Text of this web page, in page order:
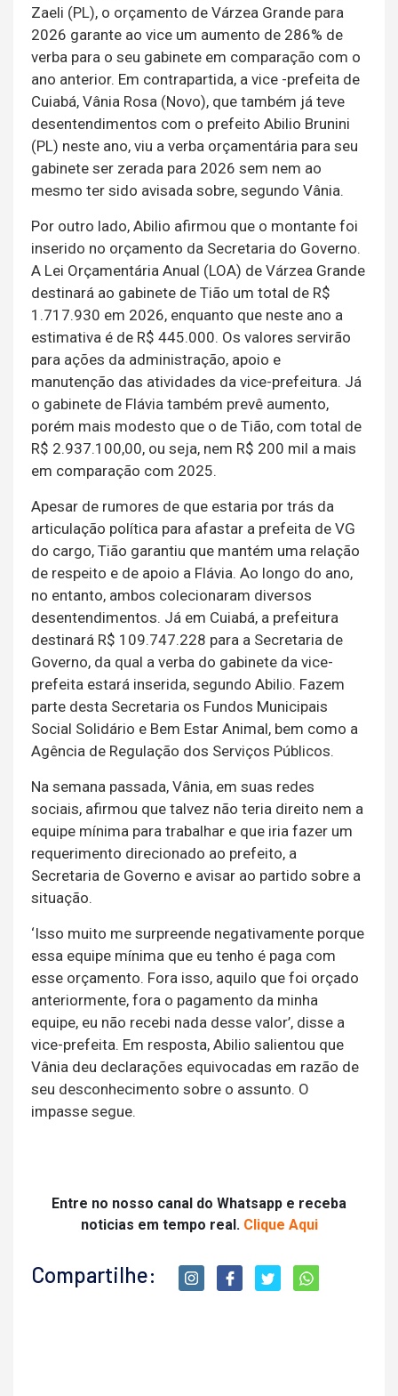
Zaeli (PL), o orçamento de Várzea Grande para
2026 garante ao vice um aumento de 286% de
verba para o seu gabinete em comparação com o
ano anterior. Em contrapartida, a vice -prefeita de
Cuiabá, Vânia Rosa (Novo), que também já teve
desentendimentos com o prefeito Abilio Brunini
(PL) neste ano, viu a verba orçamentária para seu
gabinete ser zerada para 2026 sem nem ao
mesmo ter sido avisada sobre, segundo Vânia.
Por outro lado, Abilio afirmou que o montante foi
inserido no orçamento da Secretaria do Governo.
A Lei Orçamentária Anual (LOA) de Várzea Grande
destinará ao gabinete de Tião um total de R$
1.717.930 em 2026, enquanto que neste ano a
estimativa é de R$ 445.000. Os valores servirão
para ações da administração, apoio e
manutenção das atividades da vice-prefeitura. Já
o gabinete de Flávia também prevê aumento,
porém mais modesto que o de Tião, com total de
R$ 2.937.100,00, ou seja, nem R$ 200 mil a mais
em comparação com 2025.
Apesar de rumores de que estaria por trás da
articulação política para afastar a prefeita de VG
do cargo, Tião garantiu que mantém uma relação
de respeito e de apoio a Flávia. Ao longo do ano,
no entanto, ambos colecionaram diversos
desentendimentos. Já em Cuiabá, a prefeitura
destinará R$ 109.747.228 para a Secretaria de
Governo, da qual a verba do gabinete da vice-
prefeita estará inserida, segundo Abilio. Fazem
parte desta Secretaria os Fundos Municipais
Social Solidário e Bem Estar Animal, bem como a
Agência de Regulação dos Serviços Públicos.
Na semana passada, Vânia, em suas redes
sociais, afirmou que talvez não teria direito nem a
equipe mínima para trabalhar e que iria fazer um
requerimento direcionado ao prefeito, a
Secretaria de Governo e avisar ao partido sobre a
situação.
‘Isso muito me surpreende negativamente porque
essa equipe mínima que eu tenho é paga com
esse orçamento. Fora isso, aquilo que foi orçado
anteriormente, fora o pagamento da minha
equipe, eu não recebi nada desse valor’, disse a
vice-prefeita. Em resposta, Abilio salientou que
Vânia deu declarações equivocadas em razão de
seu desconhecimento sobre o assunto. O
impasse segue.
Entre no nosso canal do Whatsapp e receba
noticias em tempo real. Clique Aqui
Compartilhe: